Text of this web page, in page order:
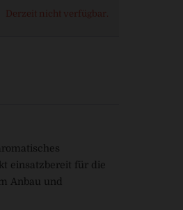
Derzeit nicht verfügbar.
einsatzbereit für die
Anbau und